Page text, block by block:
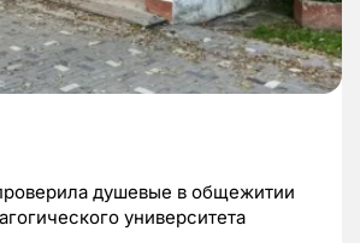
душевые в общежитии
университета